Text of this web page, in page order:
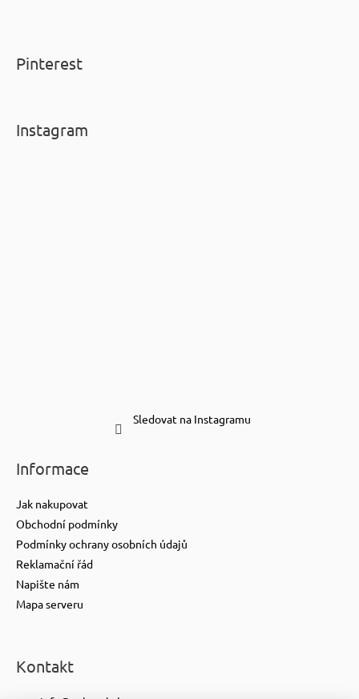
Pinterest
Instagram
Sledovat na Instagramu
Informace
Jak nakupovat
Obchodní podmínky
Podmínky ochrany osobních údajů
Reklamační řád
Napište nám
Mapa serveru
Kontakt